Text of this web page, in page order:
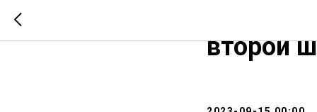
Путь к
второй